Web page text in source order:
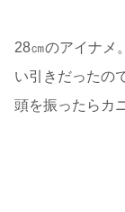
28㎝のアイナメ
い引きだったの
頭を振ったらカ